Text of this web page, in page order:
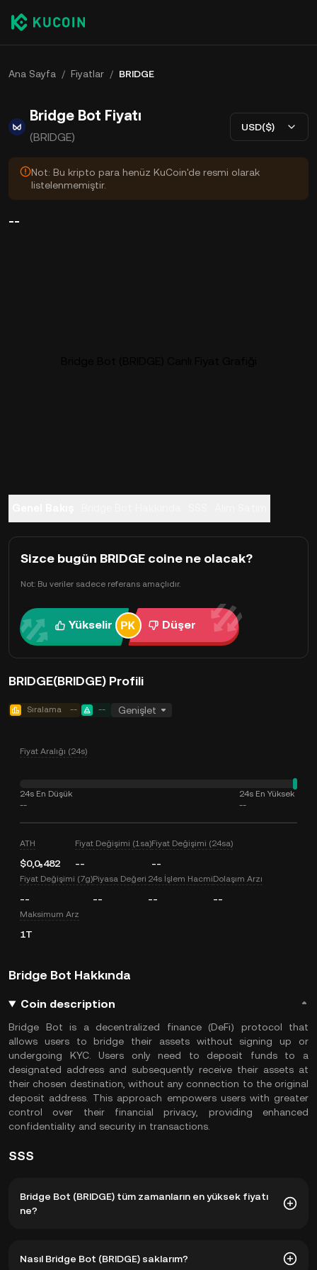
Ana Sayfa / Fiyatlar / BRIDGE
Bridge Bot Fiyatı
(BRIDGE)
USD($)
Not: Bu kripto para henüz KuCoin'de resmi olarak
listelenmemiştir.
--
Sizce bugün BRIDGE coine ne olacak?
Not: Bu veriler sadece referans amaçlıdır.
Yükselir Düşer
BRIDGE(BRIDGE) Profili
Sıralama -- -- Genişlet
Fiyat Aralığı (24s)
24s En Düşük
--
24s En Yüksek
--
ATH
$0,0₅482
Fiyat Değişimi (1sa)
--
Fiyat Değişimi (24sa)
--
Fiyat Değişimi (7g)
--
Piyasa Değeri
--
24s İşlem Hacmi
--
Dolaşım Arzı
--
Maksimum Arz
1T
Bridge Bot Hakkında
Coin description
Bridge Bot is a decentralized finance (DeFi) protocol that
allows users to bridge their assets without signing up or
undergoing KYC. Users only need to deposit funds to a
designated address and subsequently receive their assets at
their chosen destination, without any connection to the original
deposit address. This approach empowers users with greater
control over their financial privacy, providing enhanced
confidentiality and security in transactions.
SSS
Bridge Bot (BRIDGE) tüm zamanların en yüksek fiyatı
ne?
$0,0₅482. BRIDGE şu anki fiyatı, tüm zamanların en yüksek
Nasıl Bridge Bot (BRIDGE) saklarım?